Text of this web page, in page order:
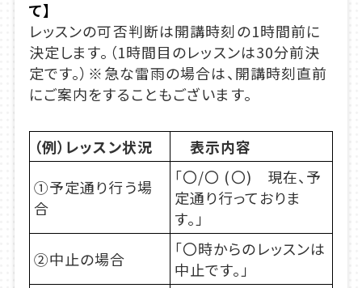
て】
レッスンの可否判断は開講時刻の1時間前に
決定します。（1時間目のレッスンは30分前決
定です。）※急な雷雨の場合は、開講時刻直前
にご案内をすることもございます。
（例）レッスン状況
表示内容
①予定通り行う場
合
「〇/〇 (〇) 現在、予
定通り行っておりま
す。」
②中止の場合
「〇時からのレッスンは
中止です。」